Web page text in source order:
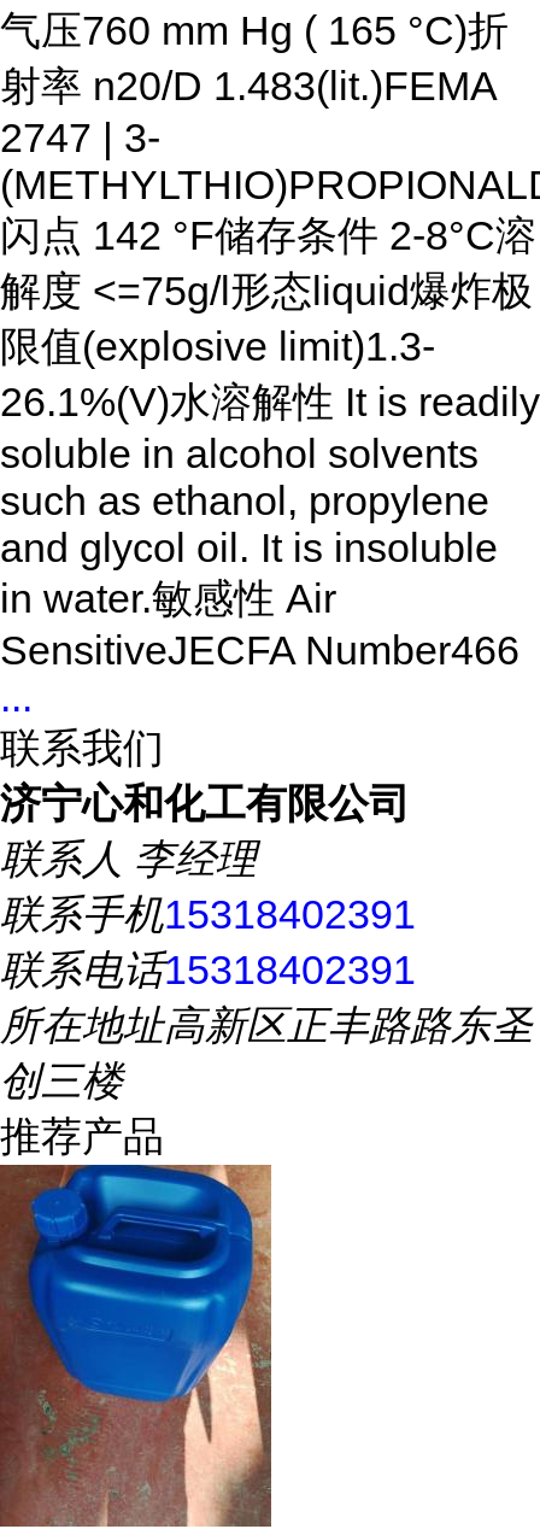
气压760 mm Hg ( 165 °C)折
射率 n20/D 1.483(lit.)FEMA
2747 | 3-
闪点 142 °F储存条件 2-8°C溶
解度 <=75g/l形态liquid爆炸极
限值(explosive limit)1.3-
26.1%(V)水溶解性 It is readily
soluble in alcohol solvents
such as ethanol, propylene
and glycol oil. It is insoluble
in water.敏感性 Air
SensitiveJECFA Number466
...
联系我们
济宁心和化工有限公司
联系人 李经理
联系手机15318402391
联系电话15318402391
所在地址高新区正丰路路东圣
创三楼
推荐产品